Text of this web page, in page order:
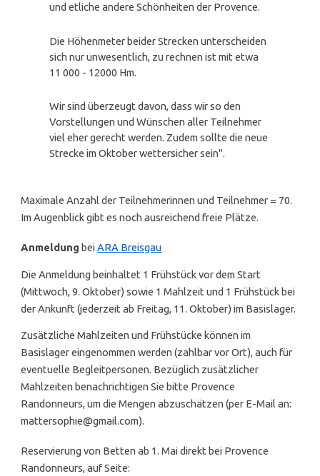
und etliche andere Schönheiten der Provence.
Die Höhenmeter beider Strecken unterscheiden
sich nur unwesentlich, zu rechnen ist mit etwa
11 000 - 12000 Hm.
Wir sind überzeugt davon, dass wir so den
Vorstellungen und Wünschen aller Teilnehmer
viel eher gerecht werden. Zudem sollte die neue
Strecke im Oktober wettersicher sein".
Maximale Anzahl der Teilnehmerinnen und Teilnehmer = 70.
Im Augenblick gibt es noch ausreichend freie Plätze.
Anmeldung bei ARA Breisgau
Die Anmeldung beinhaltet 1 Frühstück vor dem Start
(Mittwoch, 9. Oktober) sowie 1 Mahlzeit und 1 Frühstück bei
der Ankunft (jederzeit ab Freitag, 11. Oktober) im Basislager.
Zusätzliche Mahlzeiten und Frühstücke können im
Basislager eingenommen werden (zahlbar vor Ort), auch für
eventuelle Begleitpersonen. Bezüglich zusätzlicher
Mahlzeiten benachrichtigen Sie bitte Provence
Randonneurs, um die Mengen abzuschätzen (per E-Mail an:
mattersophie@gmail.com).
Reservierung von Betten ab 1. Mai direkt bei Provence
Randonneurs, auf Seite: